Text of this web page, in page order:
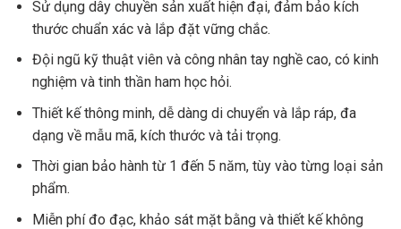
Sử dụng dây chuyền sản xuất hiện đại, đảm bảo kích
thước chuẩn xác và lắp đặt vững chắc.
Đội ngũ kỹ thuật viên và công nhân tay nghề cao, có kinh
nghiệm và tinh thần ham học hỏi.
Thiết kế thông minh, dễ dàng di chuyển và lắp ráp, đa
dạng về mẫu mã, kích thước và tải trọng.
Thời gian bảo hành từ 1 đến 5 năm, tùy vào từng loại sản
phẩm.
Miễn phí đo đạc, khảo sát mặt bằng và thiết kế không